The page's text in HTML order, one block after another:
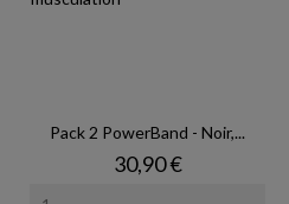
Pack 2 PowerBand - Noir,...
Prix
30,90 €